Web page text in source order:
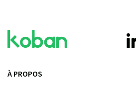
À PROPOS